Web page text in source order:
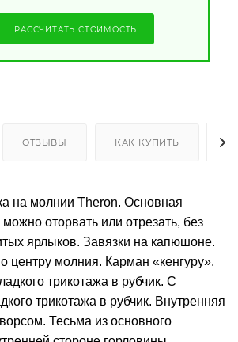
РАССЧИТАТЬ СТОИМОСТЬ
ОТЗЫВЫ КАК КУПИТЬ
на молнии Theron. Основная
можно оторвать или отрезать, без
ярлыков. Завязки на капюшоне.
центру молния. Карман «кенгуру».
трикотажа в рубчик. С
трикотажа в рубчик. Внутренняя
Тесьма из основного